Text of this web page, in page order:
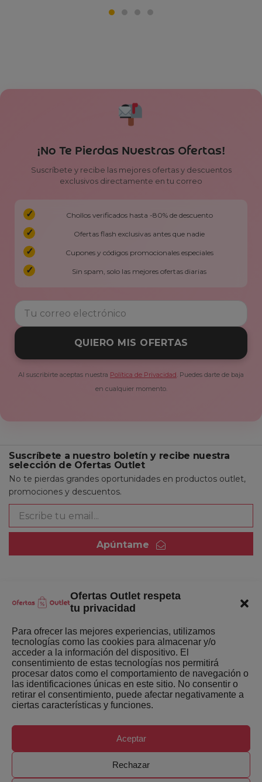
Ofertas Outlet respeta
tu privacidad
Para ofrecer las mejores experiencias, utilizamos
tecnologías como las cookies para almacenar y/o
acceder a la información del dispositivo. El
consentimiento de estas tecnologías nos permitirá
procesar datos como el comportamiento de navegación o
las identificaciones únicas en este sitio. No consentir o
retirar el consentimiento, puede afectar negativamente a
ciertas características y funciones.
Aceptar
Rechazar
¡No Te Pierdas Nuestras Ofertas!
Suscríbete y recibe las mejores ofertas y descuentos
exclusivos directamente en tu correo
Chollos verificados hasta -80% de descuento
Ofertas flash exclusivas antes que nadie
Cupones y códigos promocionales especiales
Sin spam, solo las mejores ofertas diarias
QUIERO MIS OFERTAS
Al suscribirte aceptas nuestra Política de Privacidad. Puedes darte de baja
en cualquier momento.
Suscríbete a nuestro boletín y recibe nuestra
selección de Ofertas Outlet
No te pierdas grandes oportunidades en productos outlet,
promociones y descuentos.
Apúntame
Quienes somos
Últimas Novedades
Mejores ofertas de la semana
Ofertas-Outlet.com. Todos los derechos